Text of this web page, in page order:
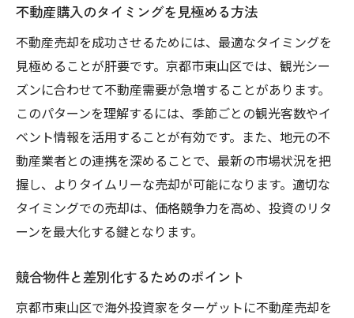
不動産購入のタイミングを見極める方法
不動産売却を成功させるためには、最適なタイミングを
見極めることが肝要です。京都市東山区では、観光シー
ズンに合わせて不動産需要が急増することがあります。
このパターンを理解するには、季節ごとの観光客数やイ
ベント情報を活用することが有効です。また、地元の不
動産業者との連携を深めることで、最新の市場状況を把
握し、よりタイムリーな売却が可能になります。適切な
タイミングでの売却は、価格競争力を高め、投資のリタ
ーンを最大化する鍵となります。
競合物件と差別化するためのポイント
京都市東山区で海外投資家をターゲットに不動産売却を